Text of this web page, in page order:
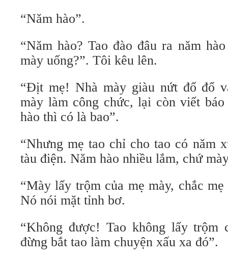
“Năm hào”.
“Năm hào? Tao đào đâu ra năm
mày uống?”. Tôi kêu lên.
“Địt mẹ! Nhà mày giàu nứt đố đổ
mày làm công chức, lại còn viết
hào thì có là bao”.
“Nhưng mẹ tao chỉ cho tao có năm
tàu điện. Năm hào nhiều lắm, chứ
“Mày lấy trộm của mẹ mày, chắc
Nó nói mặt tỉnh bơ.
“Không được! Tao không lấy trộm
đừng bắt tao làm chuyện xấu xa đó”.